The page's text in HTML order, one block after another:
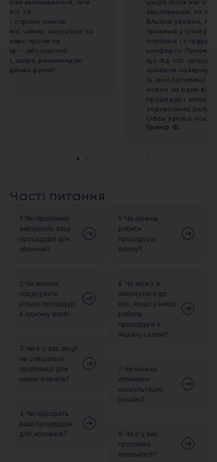
шкіра після неї стала чистою, свіжою,
зволоженою та помітно більш доглянутою.
Альона уважна, професійна та дуже
приємна у спілкуванні, все детально
пояснює і створює атмосферу повного
комфорту. Приємним бонусом стало те,
що під час процедури мені одночасно
зробили лазерну епіляцію волосся на шиї
(в зоні потилиці). Це дуже зручно, адже
можна за один візит поєднати кілька
процедур і заощадити час. Дуже
задоволена результатом і сервісом!
Часті питання
1 Які проблеми
вирішують ваші
процедури для
обличчя?
2 Чи можна
поєднувати
кілька процедур
в одному візиті
3 Чи є у вас акції
чи спеціальні
пропозиції для
нових клієнтів?
4 Чи підходять
ваші процедури
для чоловіків?
5 Чи можна
робити
процедури
влітку?
6 Чи можу я
звернутися до
вас, якщо раніше
робила
процедури в
іншому салоні?
7 Чи можна
отримати
консультацію
онлайн?
8 Чи є у вас
програми
лояльності?